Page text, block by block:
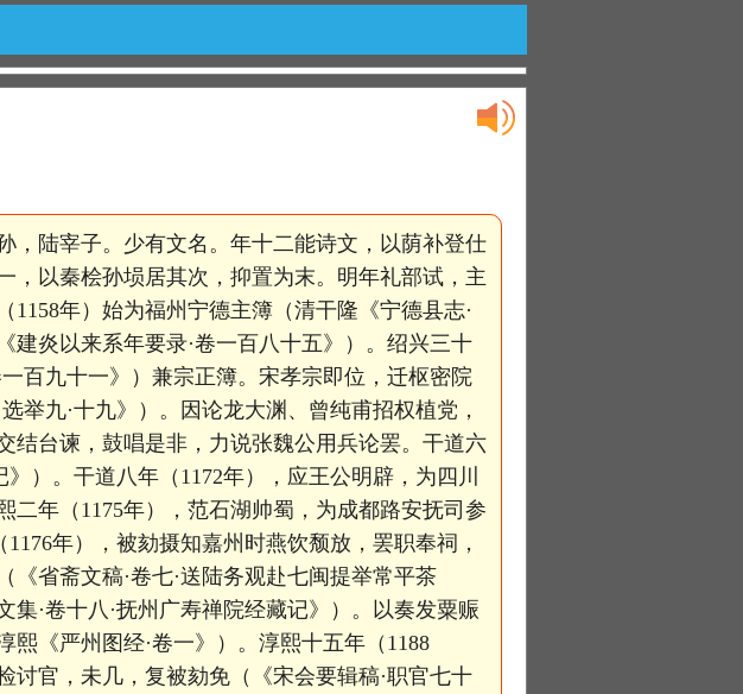
，陆宰子。少有文名。年十二能诗文，以荫补登仕
，以秦桧孙埙居其次，抑置为末。明年礼部试，主
年）始为福州宁德主簿（清干隆《宁德县志·
建炎以来系年要录·卷一百八十五》）。绍兴三十
百九十一》）兼宗正簿。宋孝宗即位，迁枢密院
举九·十九》）。因论龙大渊、曾纯甫招权植党，
结台谏，鼓唱是非，力说张魏公用兵论罢。干道六
）。干道八年（1172年），应王公明辟，为四川
年（1175年），范石湖帅蜀，为成都路安抚司参
年），被劾摄知嘉州时燕饮颓放，罢职奉祠，
《省斋文稿·卷七·送陆务观赴七闽提举常平茶
·卷十八·抚州广寿禅院经藏记》）。以奏发粟赈
《严州图经·卷一》）。淳熙十五年（1188
官，未几，复被劾免（《宋会要辑稿·职官七十